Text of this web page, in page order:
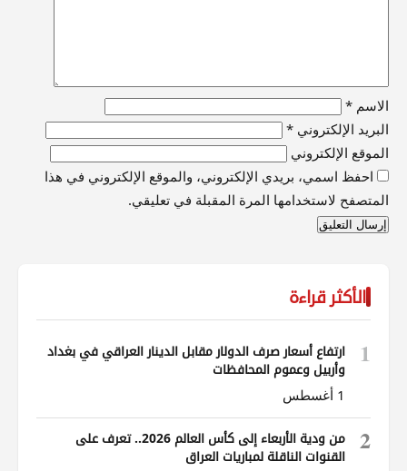
الاسم *
البريد الإلكتروني *
الموقع الإلكتروني
احفظ اسمي، بريدي الإلكتروني، والموقع الإلكتروني في هذا
المتصفح لاستخدامها المرة المقبلة في تعليقي.
الأكثر قراءة
1
ارتفاع أسعار صرف الدولار مقابل الدينار العراقي في بغداد
وأربيل وعموم المحافظات
1 أغسطس
2
من ودية الأربعاء إلى كأس العالم 2026.. تعرف على
القنوات الناقلة لمباريات العراق